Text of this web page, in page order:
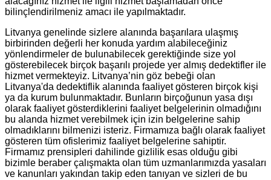
bilinçlendirilmeniz amacı ile yapılmaktadır.
Litvanya genelinde sizlere alanında başarılara ulaşmış
birbirinden değerli her konuda yardım alabileceğiniz
yönlendirmeler de bulunabilecek gerektiğinde size yol
gösterebilecek birçok başarılı projede yer almış dedektifler ile
hizmet vermekteyiz. Litvanya’nin göz bebeği olan
Litvanya'da dedektiflik alanında faaliyet gösteren birçok kişi
ya da kurum bulunmaktadır. Bunların birçoğunun yasa dışı
olarak faaliyet gösterdiklerini faaliyet belgelerinin olmadığını
bu alanda hizmet verebilmek için izin belgelerine sahip
olmadıklarını bilmenizi isteriz. Firmamıza bağlı olarak faaliyet
gösteren tüm ofislerimiz faaliyet belgelerine sahiptir.
Firmamız prensipleri dahilinde gizlilik esas olduğu gibi
bizimle beraber çalışmakta olan tüm uzmanlarımızda yasaları
ve kanunları yakından takip eden tanıyan ve sizleri de bu